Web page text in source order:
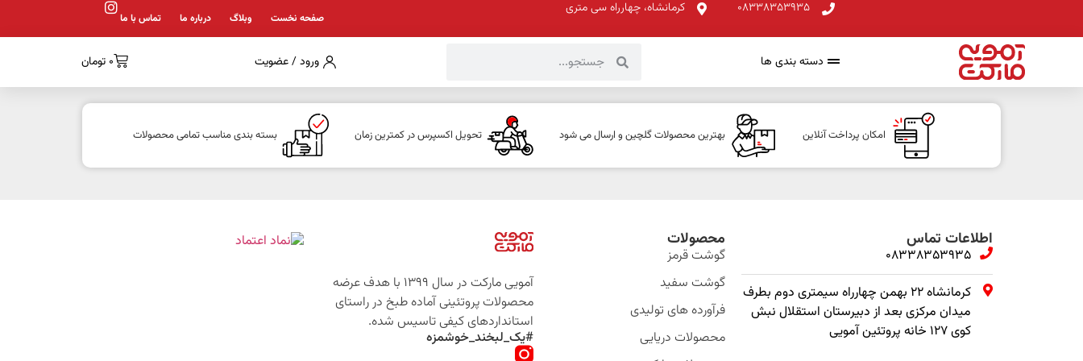
08338353935 کرمانشاه، چهارراه سی متری
صفحه نخست وبلاگ درباره ما تماس با ما
دسته بندی ها ورود / عضویت 0 تومان
امکان پرداخت آنلاین بهترین محصولات گلچین و ارسال می شود تحویل اکسپرس در کمترین زمان بسته بندی مناسب تمامی محصولات
اطلاعات تماس
08338353935
کرمانشاه ۲۲ بهمن چهارراه سیمتری دوم بطرف
میدان مرکزی بعد از دبیرستان استقلال نبش
کوی ۱۲۷ خانه پروتئین آمویی
محصولات
گوشت قرمز
گوشت سفید
فرآورده های تولیدی
محصولات دریایی
آمویی مارکت در سال 1399 با هدف عرضه
محصولات پروتئینی آماده طبخ در راستای
استانداردهای کیفی تاسیس شده.
#یک_لبخند_خوشمزه